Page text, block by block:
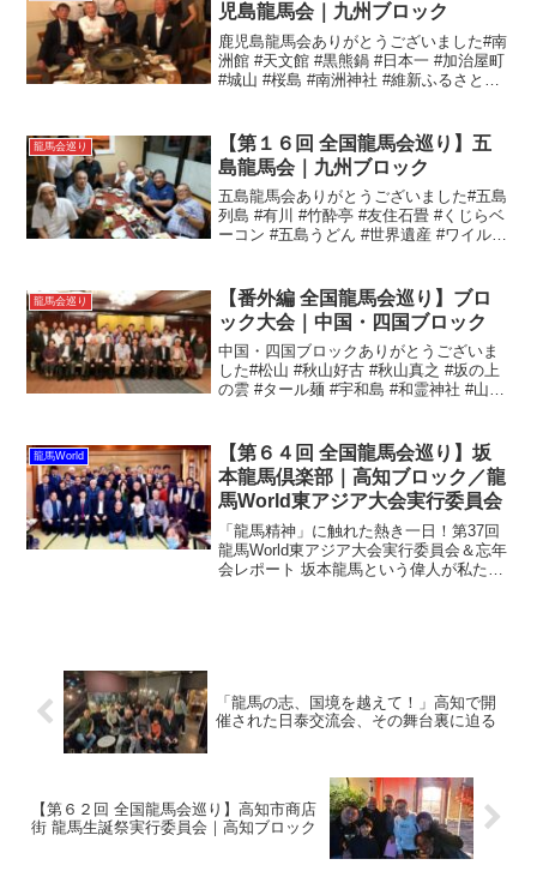
児島龍馬会｜九州ブロック
鹿児島龍馬会ありがとうございました#南
洲館 #天文館 #黒熊鍋 #日本一 #加治屋町
#城山 #桜島 #南洲神社 #維新ふるさと館
をつくな #弱いもの...
龍馬会巡り
【第１６回 全国龍馬会巡り】五
島龍馬会｜九州ブロック
五島龍馬会ありがとうございました#五島
列島 #有川 #竹酔亭 #友住石畳 #くじらベ
ーコン #五島うどん #世界遺産 #ワイルウ
龍馬会巡り
【番外編 全国龍馬会巡り】ブロ
ック大会｜中国・四国ブロック
中国・四国ブロックありがとうございま
した#松山 #秋山好古 #秋山真之 #坂の上
の雲 #タール麺 #宇和島 #和霊神社 #山家
り#愛媛龍馬の会 #元祖広島龍...
龍馬World
【第６４回 全国龍馬会巡り】坂
本龍馬倶楽部｜高知ブロック／龍
馬World東アジア大会実行委員会
「龍馬精神」に触れた熱き一日！第37回
龍馬World東アジア大会実行委員会＆忘年
会レポート 坂本龍馬という偉人が私たち
「龍馬の志、国境を越えて！」高知で開
催された日泰交流会、その舞台裏に迫る
【第６２回 全国龍馬会巡り】高知市商店
街 龍馬生誕祭実行委員会｜高知ブロック